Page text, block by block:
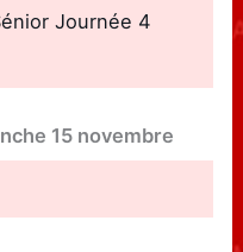
Journée 4
15 novembre